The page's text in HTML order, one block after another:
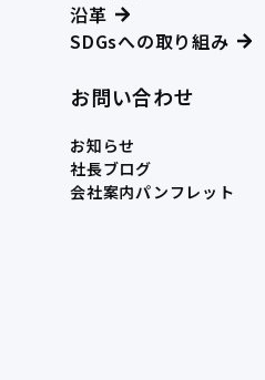
沿革
SDGsへの取り組み
お問い合わせ
お知らせ
社長ブログ
会社案内パンフレット